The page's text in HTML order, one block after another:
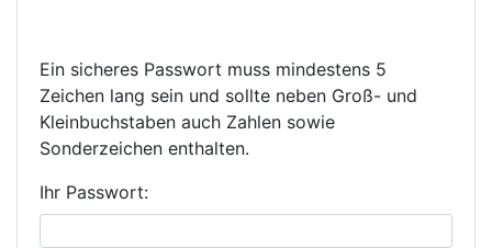
Ein sicheres Passwort muss mindestens 5
Zeichen lang sein und sollte neben Groß- und
Kleinbuchstaben auch Zahlen sowie
Sonderzeichen enthalten.
Ihr Passwort: